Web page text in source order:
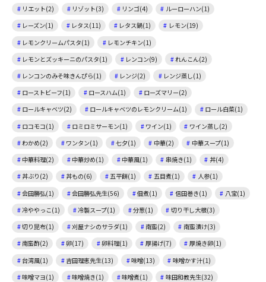
リエット(2)
リゾット(3) リンゴ(4)
ルーローハン(1)
レーズン(1)
レタス(11) レタス鍋(1)
レモン(19)
レモンクリームパスタ(1)
レモンチキン(1)
レモンとズッキーニのパスタ(1)
レンコン(9)
れんこん(2)
レンコンのみそ味きんぴら(1)
レンジ(2)
レンジ蒸し(1)
ローストビーフ(1)
ロースハム(1)
ローズマリー(2)
ロールキャベツ(2)
ロールキャベツのレモンクリーム(1)
ロール白菜(1)
ロコモコ(1)
ロミロミサーモン(1) ワイン(1)
ワイン蒸し(2)
わかめ(2)
ワンタン(1) 七夕(1) 中華(2)
中華スープ(1)
中華料理(2)
中華炒め(1) 中華風(1) 串焼き(1)
丼(4)
丼ぶり(2)
丼もの(6) 五平餅(1) 五目煮(1)
人参(1)
会田勝弘(1)
会田勝弘先生(56) 佃煮(1) 信田巻き(1)
八宝(1)
冷ややっこ(1)
冷製スープ(1) 分葱(1)
切り干し大根(3)
切り昆布(1)
刈屋ナシのサラダ(1) 南蛮(2)
南蛮漬け(3)
南蛮酢(2)
卵(17) 卵料理(1) 厚揚げ(7)
厚焼き卵(1)
台湾風(1)
吉田理恵先生(13) 味噌(13)
味噌かす汁(1)
味噌マヨ(1)
味噌焼き(1) 味噌煮(1)
味田和教先生(32)